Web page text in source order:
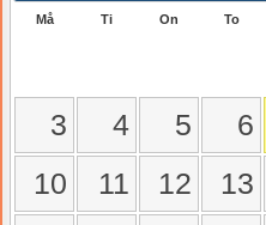
Må Ti On To
3
4 5 6
10
11 12 13